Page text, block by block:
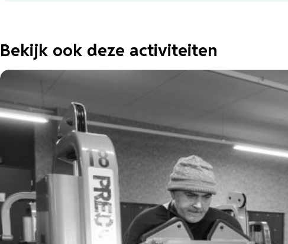
Bekijk ook deze activiteiten